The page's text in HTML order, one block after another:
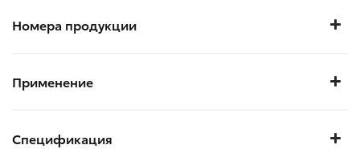
Номера продукции
Применение
Спецификация